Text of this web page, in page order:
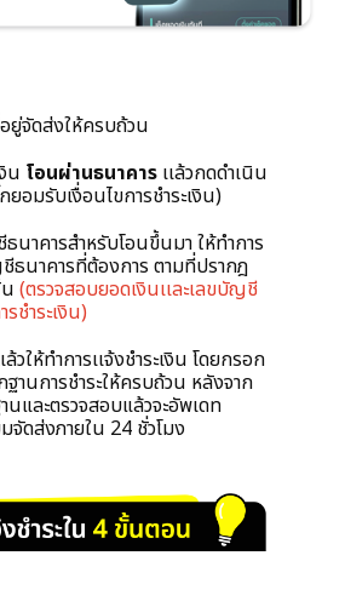
ยู่จัดส่งให้ครบถ้วน
น โอนผ่านธนาคาร เเล้วกดดำเนิน
อมรับเงื่อนไขการชำระเงิน)
นาคารสำหรับโอนขึ้นมาให้ทำการ
ธนาคารที่ต้องการ ตามที่ปรากฎ
(ตรวจสอบยอดเงินเเละเลขบัญชี
ชำระเงิน)
ล้วให้ทำการเเจ้งชำระเงิน โดยกรอก
ฐานการชำระให้ครบถ้วน หลังจาก
นและตรวจสอบแล้วจะอัพเดท
จัดส่งภายใน 24 ชั่วโมง